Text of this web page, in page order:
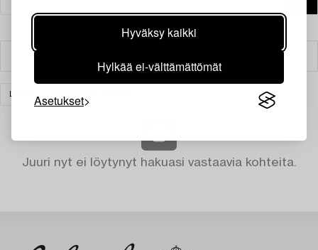
Hyväksy kaikki
Hylkää ei-välttämättömät
Asetukset
Juuri nyt ei löytynyt hakuasi vastaavia kohteita.